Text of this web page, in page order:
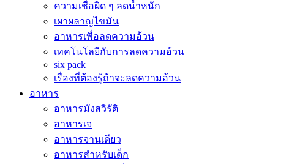
ความเชื่อผิด ๆ ลดน้ำหนัก
เผาผลาญไขมัน
อาหารเพื่อลดความอ้วน
เทคโนโลยีกับการลดความอ้วน
six pack
เรื่องที่ต้องรู้ถ้าจะลดความอ้วน
อาหาร
อาหารมังสวิรัติ
อาหารเจ
อาหารจานเดียว
อาหารสำหรับเด็ก